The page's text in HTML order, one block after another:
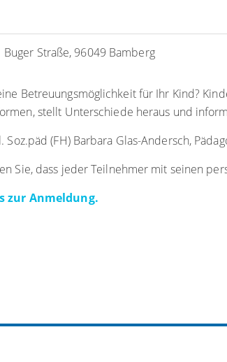
Buger Straße, 96049 Bamberg
Betreuungsmöglichkeit für Ihr Kind?
stellt Unterschiede heraus und
Soz.päd (FH) Barbara Glas-Andersch,
Sie, dass jeder Teilnehmer mit seinen
zur Anmeldung.